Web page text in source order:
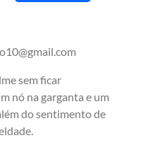
sem ficar
nó na garganta e um
do sentimento de